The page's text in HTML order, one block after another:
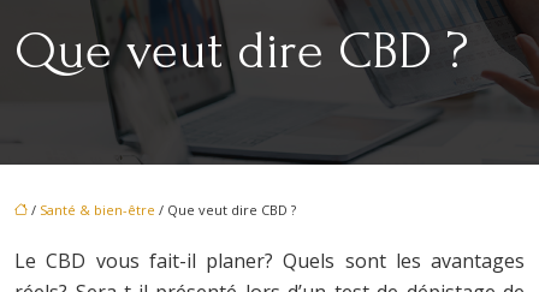
Que veut dire CBD ?
/ Santé & bien-être / Que veut dire CBD ?
Le CBD vous fait-il planer? Quels sont les avantages